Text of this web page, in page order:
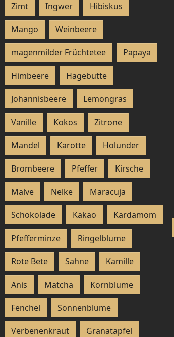
Zimt Ingwer Hibiskus
Mango Weinbeere
magenmilder Früchtetee Papaya
Himbeere Hagebutte
Johannisbeere Lemongras
Vanille Kokos Zitrone
Mandel Karotte Holunder
Brombeere Pfeffer Kirsche
Malve Nelke Maracuja
Schokolade Kakao Kardamom
Pfefferminze Ringelblume
Rote Bete Sahne Kamille
Anis Matcha Kornblume
Fenchel Sonnenblume
Verbenenkraut Granatapfel